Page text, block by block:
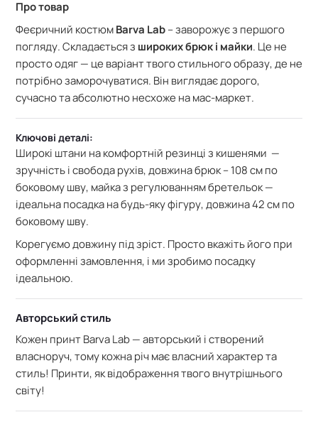
Про товар
Феєричний костюмBarva Lab– заворожує з першого
погляду. Складається з широких брюк і майки. Це не
просто одяг — це варіант твого стильного образу, де не
потрібно заморочуватися. Він виглядає дорого,
сучасно та абсолютно несхоже на мас-маркет.
Ключові деталі:
Широкі штани на комфортній резинці з кишенями —
зручність і свобода рухів, довжина брюк – 108 см по
боковому шву, майка з регулюванням бретельок —
ідеальна посадка на будь-яку фігуру, довжина 42 см по
боковому шву.
Корегуємо довжину під зріст. Просто вкажіть його при
оформленні замовлення, і ми зробимо посадку
ідеальною.
Авторський стиль
Кожен принт Barva Lab — авторський і створений
власноруч, тому кожна річ має власний характер та
стиль! Принти, як відображення твого внутрішнього
світу!